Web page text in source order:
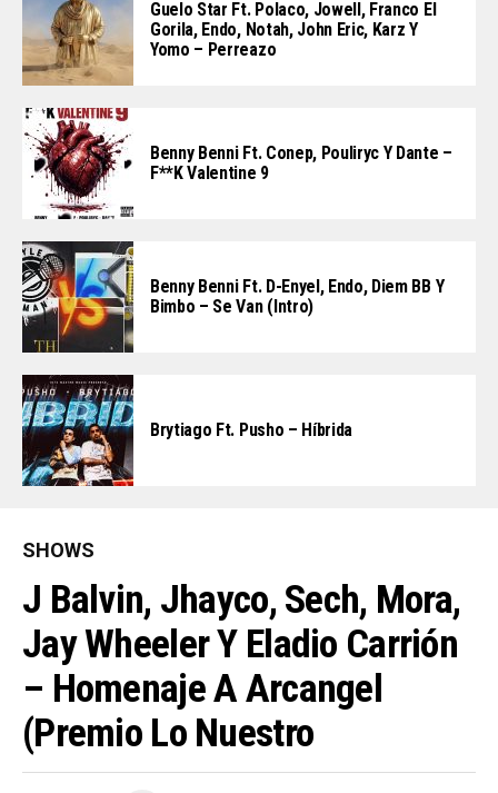
Guelo Star Ft. Polaco, Jowell, Franco El
Gorila, Endo, Notah, John Eric, Karz Y
Yomo – Perreazo
Benny Benni Ft. Conep, Pouliryc Y Dante –
F**k Valentine 9
Benny Benni Ft. D-Enyel, Endo, Diem BB Y
Bimbo – Se Van (Intro)
Brytiago Ft. Pusho – Híbrida
SHOWS
J Balvin, Jhayco, Sech, Mora,
Jay Wheeler Y Eladio Carrión
– Homenaje A Arcangel
(Premio Lo Nuestro